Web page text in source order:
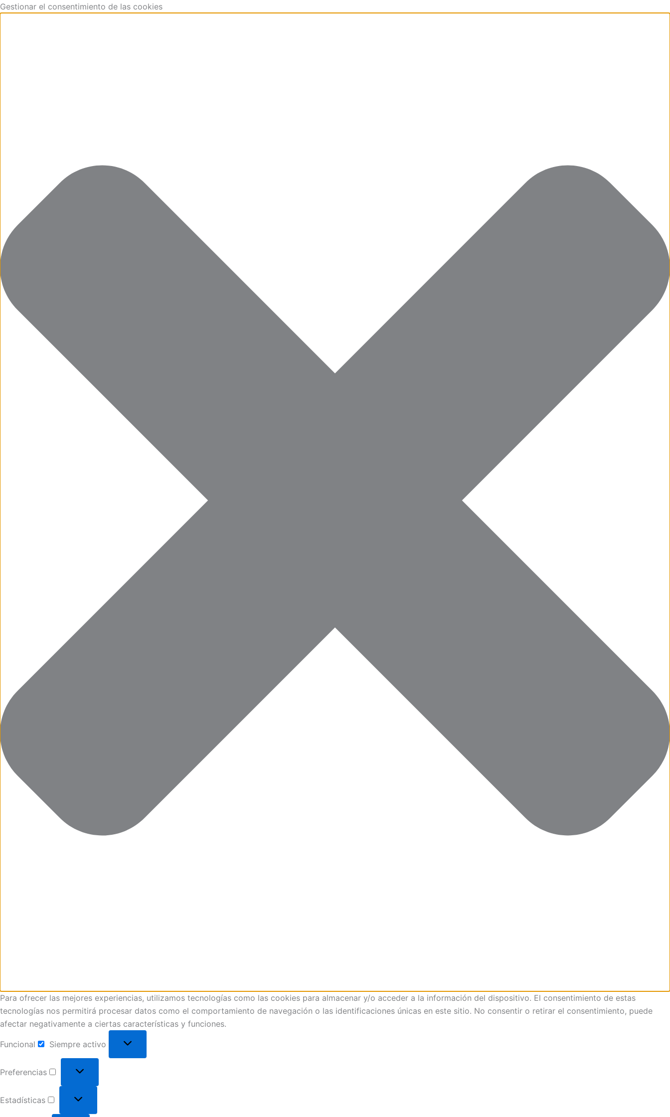
Gestionar el consentimiento de las cookies
Para ofrecer las mejores experiencias, utilizamos tecnologías como las cookies para almacenar y/o acceder a la información del dispositivo. El consentimiento de estas
tecnologías nos permitirá procesar datos como el comportamiento de navegación o las identificaciones únicas en este sitio. No consentir o retirar el consentimiento, puede
afectar negativamente a ciertas características y funciones.
Funcional
Funcional
Siempre activo
Preferencias
Preferencias
Estadísticas
Estadísticas
Marketing
Ir